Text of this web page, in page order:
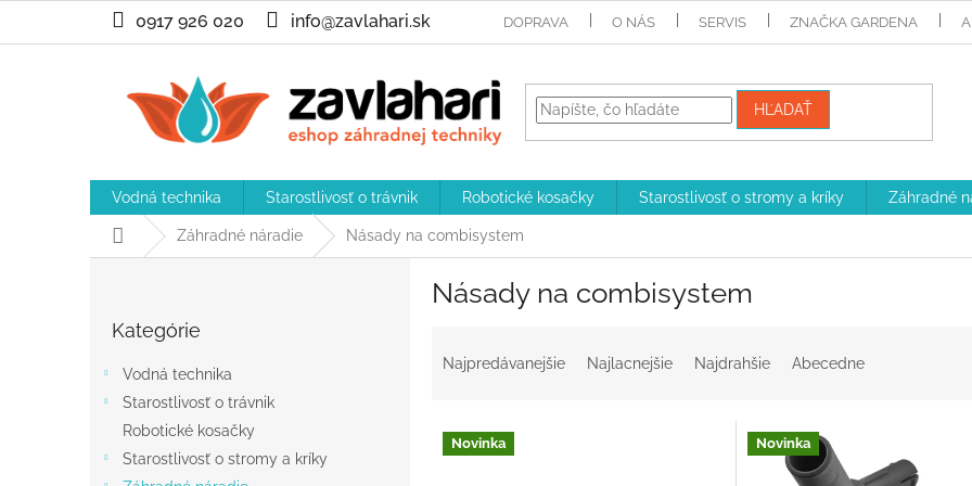
obsah
0917 926 020 info@zavlahari.sk DOPRAVA O NÁS SERVIS ZNAČKA GARDENA
HĽADAŤ
Vodná technika Starostlivosť o trávnik Robotické kosačky Starostlivosť o stromy a kríky Záhradné
DomovZáhradné náradie Násady na combisystem
kategórie
Kategórie
Vodná technika
Starostlivosť o trávnik
Robotické kosačky
Starostlivosť o stromy a kríky
Násady na combisystem
n
Najpredávanejšie Najlacnejšie Najdrahšie Abecedne
V Novinka Novinka